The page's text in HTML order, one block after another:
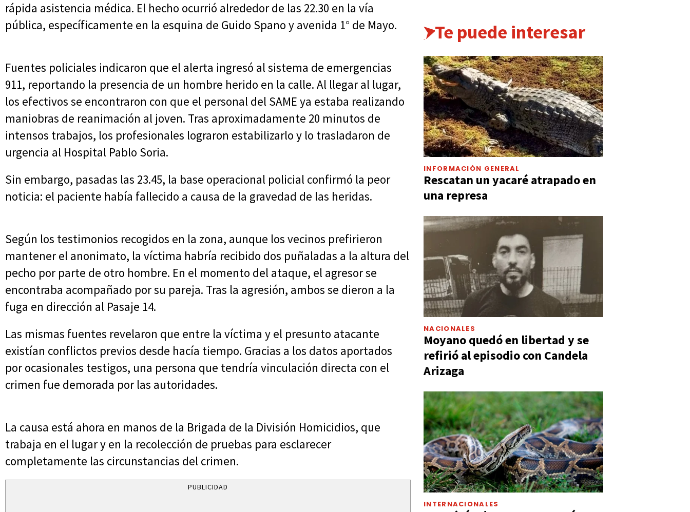
rápida asistencia médica. El hecho ocurrió alrededor de las 22.30 en la vía
pública, específicamente en la esquina de Guido Spano y avenida 1° de Mayo.
Fuentes policiales indicaron que el alerta ingresó al sistema de emergencias
911, reportando la presencia de un hombre herido en la calle. Al llegar al lugar,
los efectivos se encontraron con que el personal del SAME ya estaba realizando
maniobras de reanimación al joven. Tras aproximadamente 20 minutos de
intensos trabajos, los profesionales lograron estabilizarlo y lo trasladaron de
urgencia al Hospital Pablo Soria.
Sin embargo, pasadas las 23.45, la base operacional policial confirmó la peor
noticia: el paciente había fallecido a causa de la gravedad de las heridas.
Según los testimonios recogidos en la zona, aunque los vecinos prefirieron
mantener el anonimato, la víctima habría recibido dos puñaladas a la altura del
pecho por parte de otro hombre. En el momento del ataque, el agresor se
encontraba acompañado por su pareja. Tras la agresión, ambos se dieron a la
fuga en dirección al Pasaje 14.
Las mismas fuentes revelaron que entre la víctima y el presunto atacante
existían conflictos previos desde hacía tiempo. Gracias a los datos aportados
por ocasionales testigos, una persona que tendría vinculación directa con el
crimen fue demorada por las autoridades.
La causa está ahora en manos de la Brigada de la División Homicidios, que
trabaja en el lugar y en la recolección de pruebas para esclarecer
completamente las circunstancias del crimen.
PUBLICIDAD
Te puede interesar
INFORMACIÓN GENERAL
Rescatan un yacaré atrapado en
una represa
NACIONALES
Moyano quedó en libertad y se
refirió al episodio con Candela
Arizaga
INTERNACIONALES